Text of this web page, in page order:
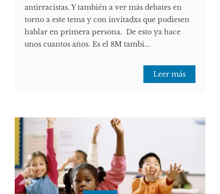
antirracistas. Y también a ver más debates en
torno a este tema y con invitadxs que pudiesen
hablar en primera persona. De esto ya hace
unos cuantos años. Es el 8M tambi...
Leer más